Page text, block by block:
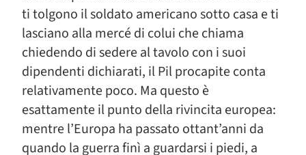
ti tolgono il soldato americano sotto casa e ti
lasciano alla mercé di colui che chiama
chiedendo di sedere al tavolo con i suoi
dipendenti dichiarati, il Pil procapite conta
relativamente poco. Ma questo è
esattamente il punto della rivincita europea:
mentre l’Europa ha passato ottant’anni da
quando la guerra finì a guardarsi i piedi, a